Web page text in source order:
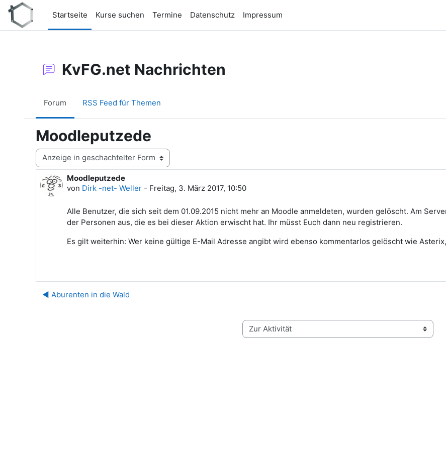
Zum Hauptinhalt
Startseite
Kurse suchen Termine Datenschutz Impressum
KvFG.net Nachrichten
Forum RSS Feed für Themen
Moodleputzede
Anzeigemodus
Moodleputzede
von Dirk -net- Weller - Freitag, 3. März 2017, 10:50
Anzahl Antworten: 0
Alle Benutzer, die sich seit dem 01.09.2015 nicht mehr an Moodle anmeldeten, wurden gelöscht. Am
der Personen aus, die es bei dieser Aktion erwischt hat. Ihr müsst Euch dann neu registrieren.
Es gilt weiterhin: Wer keine gültige E-Mail Adresse angibt wird ebenso kommentarlos gelöscht wie
◀︎ Aburenten in die Wald
Zur Aktivität